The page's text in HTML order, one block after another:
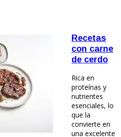
Recetas
con carne
de cerdo
Rica en
proteínas y
nutrientes
esenciales, lo
que la
convierte en
una excelente